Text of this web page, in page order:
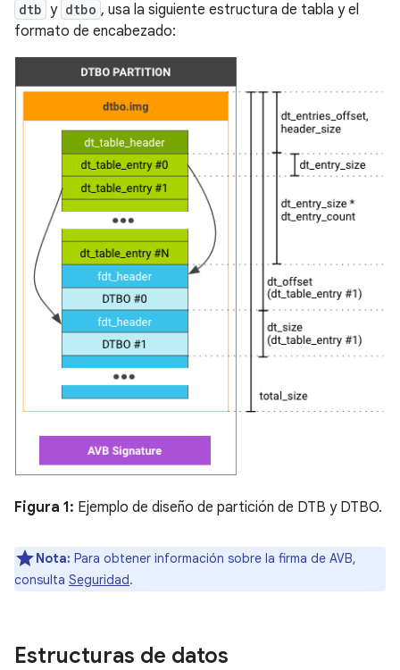
dtb y dtbo , usa la siguiente estructura de tabla y el
formato de encabezado:
Figura 1: Ejemplo de diseño de partición de DTB y DTBO.
Nota: Para obtener información sobre la firma de AVB,
consulta Seguridad.
Estructuras de datos